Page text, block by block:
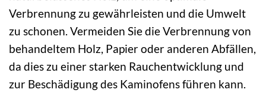
Verbrennung zu gewährleisten und die Umwelt
zu schonen. Vermeiden Sie die Verbrennung von
behandeltem Holz, Papier oder anderen Abfällen,
da dies zu einer starken Rauchentwicklung und
zur Beschädigung des Kaminofens führen kann.